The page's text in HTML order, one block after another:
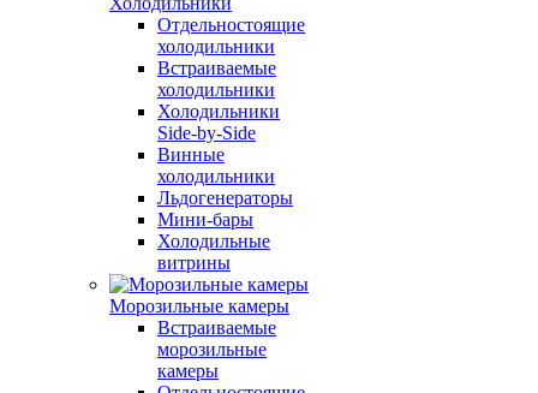
Отдельностоящие
холодильники
Встраиваемые
холодильники
Холодильники
Side-by-Side
Винные
холодильники
Льдогенераторы
Мини-бары
Холодильные
витрины
Морозильные камеры
Встраиваемые
морозильные
камеры